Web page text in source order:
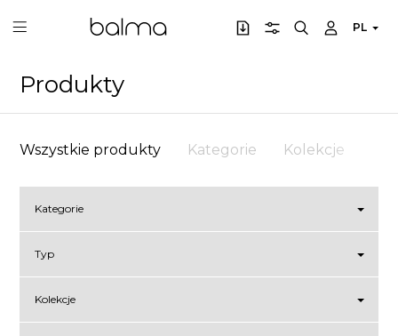
PL
Produkty
Wszystkie produkty Kategorie Kolekcje
Kategorie
Typ
Kolekcje